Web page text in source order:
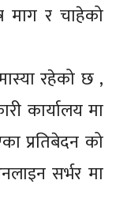
माग र चाहेको
रहेको छ ,
कार्यालय मा
प्रतिबेदन को
सर्भर मा